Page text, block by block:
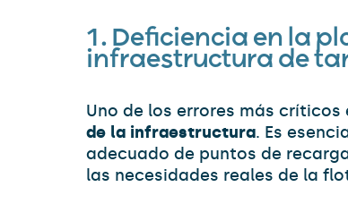
1. Deficiencia en la
infraestructura de
Uno de los errores más críticos
de la infraestructura. Es
adecuado de puntos de
las necesidades reales de la